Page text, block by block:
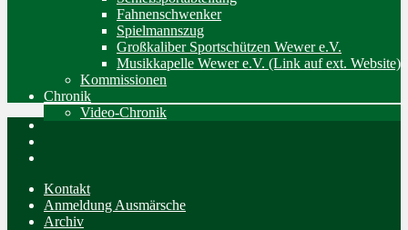
Fahnenschwenker
Spielmannszug
Großkaliber Sportschützen Wewer e.V.
Musikkapelle Wewer e.V. (Link auf ext. Website)
Kommissionen
Chronik
Video-Chronik
Kontakt
Anmeldung Ausmärsche
Archiv